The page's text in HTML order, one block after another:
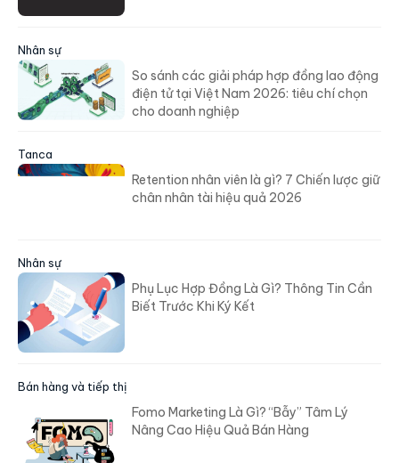
Nhân sự
So sánh các giải pháp hợp đồng lao động
điện tử tại Việt Nam 2026: tiêu chí chọn
cho doanh nghiệp
Tanca
Retention nhân viên là gì? 7 Chiến lược giữ
chân nhân tài hiệu quả 2026
Nhân sự
Phụ Lục Hợp Đồng Là Gì? Thông Tin Cần
Biết Trước Khi Ký Kết
Bán hàng và tiếp thị
Fomo Marketing Là Gì? “Bẫy” Tâm Lý
Nâng Cao Hiệu Quả Bán Hàng